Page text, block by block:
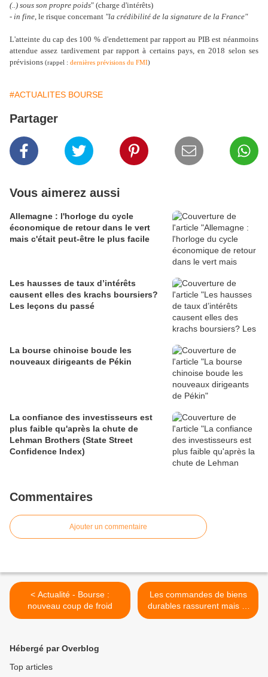
(..) sous son propre poids" (charge d'intérêts)
- in fine, le risque concernant "la crédibilité de la signature de la France"
L'atteinte du cap des 100 % d'endettement par rapport au PIB est néanmoins
attendue assez tardivement par rapport à certains pays, en 2018 selon ses
prévisions (rappel : dernières prévisions du FMI)
#ACTUALITES BOURSE
Partager
Vous aimerez aussi
Allemagne : l'horloge du cycle
économique de retour dans le vert
mais c'était peut-être le plus facile
Les hausses de taux d’intérêts
causent elles des krachs boursiers?
Les leçons du passé
La bourse chinoise boude les
nouveaux dirigeants de Pékin
La confiance des investisseurs est
plus faible qu'après la chute de
Lehman Brothers (State Street
Confidence Index)
Commentaires
Ajouter un commentaire
< Actualité - Bourse :
nouveau coup de froid
Les commandes de biens
durables rassurent mais la
Fed déçoit >
Hébergé par Overblog
Top articles